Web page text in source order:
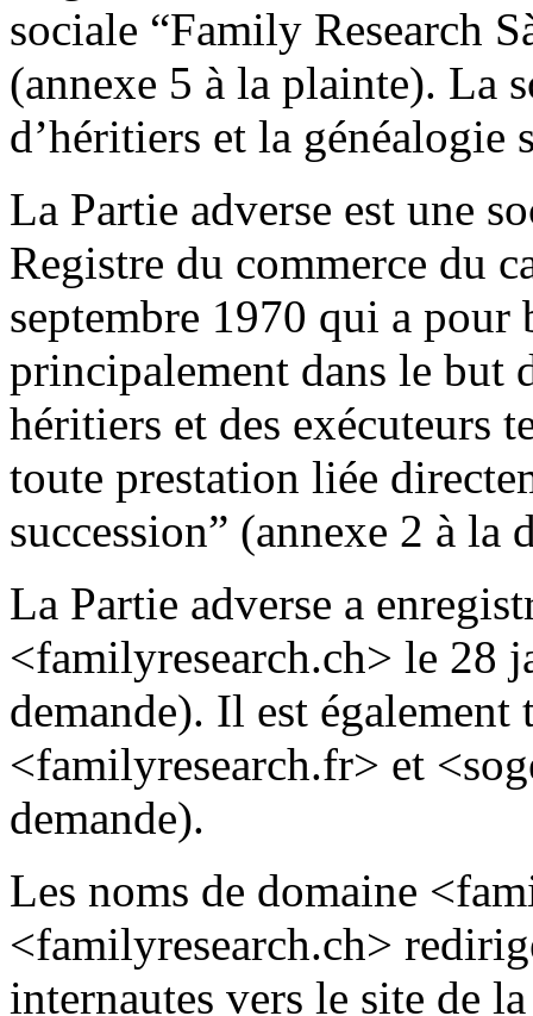
sociale “Family Research
(annexe 5 à la plainte). La
d’héritiers et la généalogie
La Partie adverse est une
Registre du commerce du
septembre 1970 qui a pour
principalement dans le but
héritiers et des exécuteurs
toute prestation liée
succession” (annexe 2 à la
La Partie adverse a
<familyresearch.ch> le 28
demande). Il est
<familyresearch.fr> et
demande).
Les noms de domaine
<familyresearch.ch>
internautes vers le site de